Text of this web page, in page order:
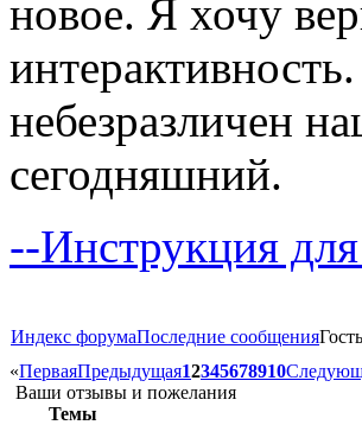
новое. Я хочу
небезразличен
сегодняшний.
--Инструкция
Индекс форумаПоследние сообщения
«ПерваяПредыдущая12345678910
Ваши отзывы и пожелания
Темы